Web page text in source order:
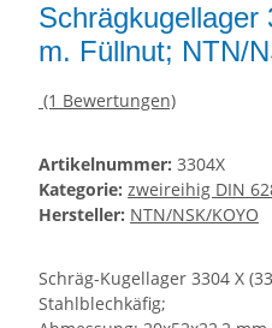
Schrägkugellager
m. Füllnut; NTN/
(1 Bewertungen)
Artikelnummer: 3304X
Kategorie: zweireihig DIN
Hersteller: NTN/NSK/KOYO
Schräg-Kugellager 3304 X
Stahlblechkäfig;